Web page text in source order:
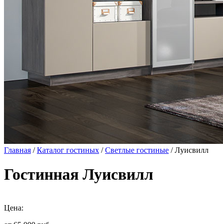
Главная /Каталог гостиных /Светлые гостиные / Луисвилл
Гостинная Луисвилл
Цена: